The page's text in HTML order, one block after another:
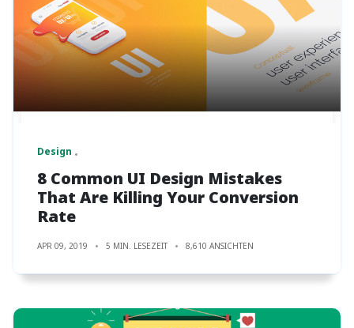
Design
8 Common UI Design Mistakes
That Are Killing Your Conversion
Rate
APR 09, 2019 5 MIN. LESEZEIT 8,610 ANSICHTEN